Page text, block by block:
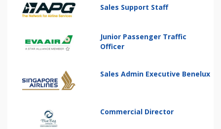
Sales Support Staff
Junior Passenger Traffic
Officer
Sales Admin Executive Benelux
Commercial Director